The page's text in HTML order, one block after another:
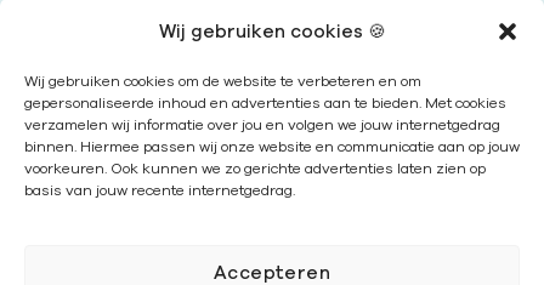
Wij gebruiken cookies 🍪
Wij gebruiken cookies om de website te verbeteren en om
gepersonaliseerde inhoud en advertenties aan te bieden. Met cookies
verzamelen wij informatie over jou en volgen we jouw internetgedrag
binnen. Hiermee passen wij onze website en communicatie aan op jouw
voorkeuren. Ook kunnen we zo gerichte advertenties laten zien op
basis van jouw recente internetgedrag.
Accepteren
Nieuwsbrief